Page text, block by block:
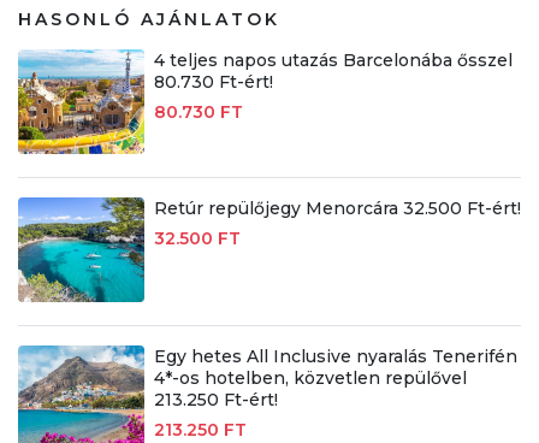
HASONLÓ AJÁNLATOK
4 teljes napos utazás Barcelonába ősszel
80.730 Ft-ért!
80.730 FT
Retúr repülőjegy Menorcára 32.500 Ft-ért!
32.500 FT
Egy hetes All Inclusive nyaralás Tenerifén
4*-os hotelben, közvetlen repülővel
213.250 Ft-ért!
213.250 FT